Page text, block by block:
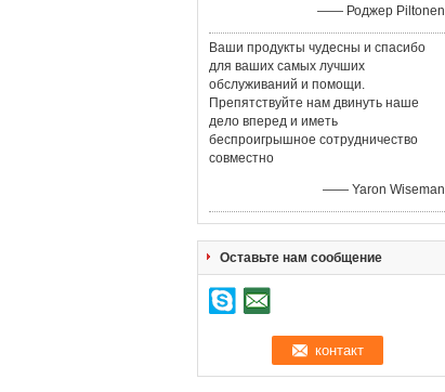
—— Роджер Piltonen
Ваши продукты чудесны и спасибо
для ваших самых лучших
обслуживаний и помощи.
Препятствуйте нам двинуть наше
дело вперед и иметь
беспроигрышное сотрудничество
совместно
—— Yaron Wiseman
Оставьте нам сообщение